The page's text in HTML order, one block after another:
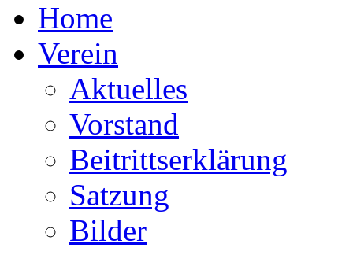
Home
Verein
Aktuelles
Vorstand
Beitrittserklärung
Satzung
Bilder